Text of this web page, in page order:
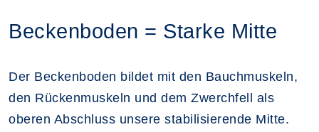
Beckenboden = Starke Mitte
Der Beckenboden bildet mit den Bauchmuskeln,
den Rückenmuskeln und dem Zwerchfell als
oberen Abschluss unsere stabilisierende Mitte.